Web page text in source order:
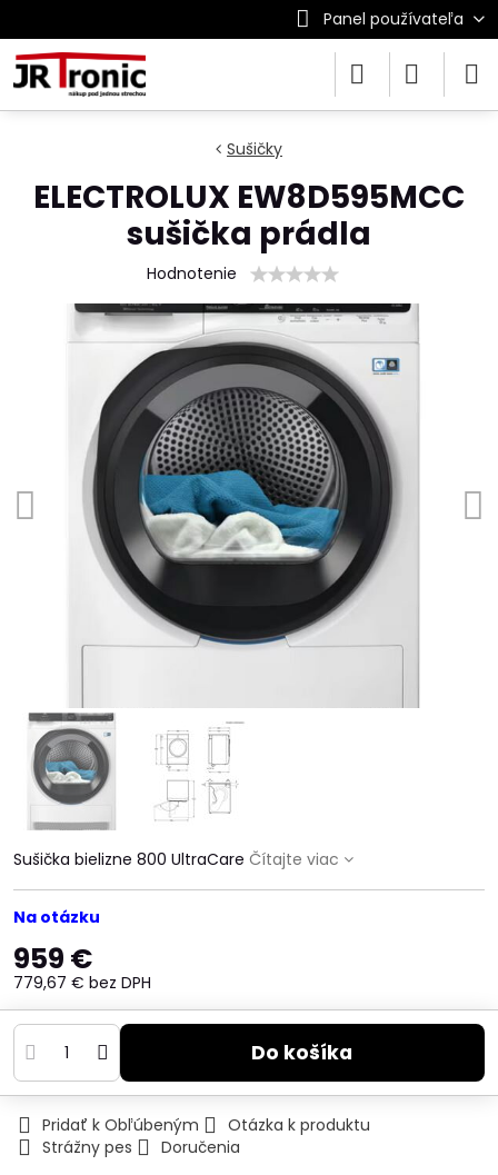
Panel používateľa
Sušičky
ELECTROLUX EW8D595MCC
sušička prádla
Hodnotenie
Sušička bielizne 800 UltraCare Čítajte viac
Na otázku
959 €
779,67 € bez DPH
Do košíka
Pridať k Obľúbeným
Otázka k produktu
Strážny pes
Doručenia